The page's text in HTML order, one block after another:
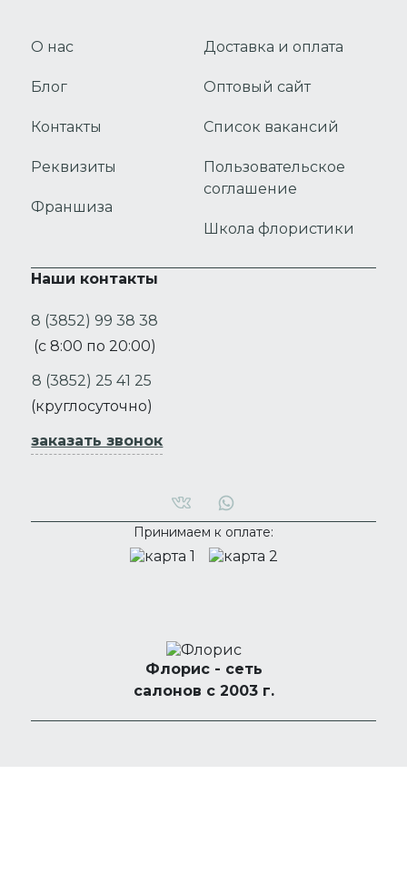
Флорис - сеть
салонов с 2003 г.
Принимаем к оплате:
О нас
Блог
Контакты
Реквизиты
Франшиза
Доставка и оплата
Оптовый сайт
Список вакансий
Пользовательское
соглашение
Школа флористики
Наши контакты
8 (3852) 99 38 38
(с 8:00 по 20:00)
8 (3852) 25 41 25
(круглосуточно)
заказать звонок